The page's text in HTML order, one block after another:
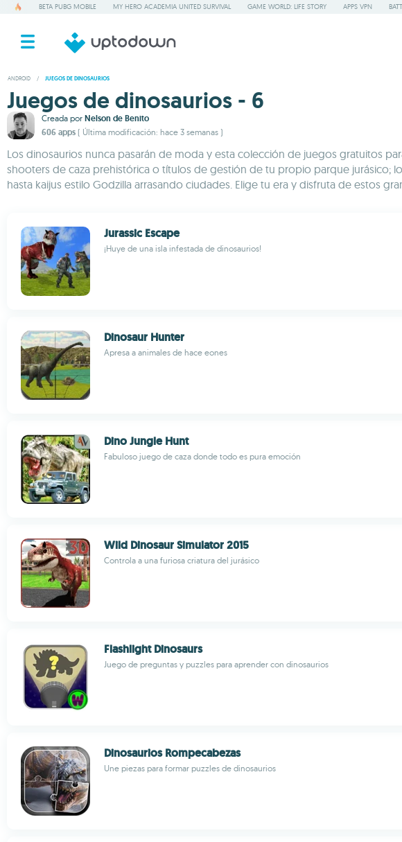
BETA PUBG MOBILE MY HERO ACADEMIA UNITED SURVIVAL GAME WORLD: LIFE STORY APPS VPN
ANDROID / JUEGOS DE DINOSAURIOS
Juegos de dinosaurios - 6
Creada por Nelson de Benito
606 apps ( Última modificación: hace 3 semanas )
Los dinosaurios nunca pasarán de moda y esta colección de juegos gratuitos
shooters de caza prehistórica o títulos de gestión de tu propio parque
hasta kaijus estilo Godzilla arrasando ciudades. Elige tu era y disfruta de estos
Jurassic Escape
¡Huye de una isla infestada de dinosaurios!
Dinosaur Hunter
Apresa a animales de hace eones
Dino Jungle Hunt
Fabuloso juego de caza donde todo es pura emoción
Wild Dinosaur Simulator 2015
Controla a una furiosa criatura del jurásico
Flashlight Dinosaurs
Juego de preguntas y puzzles para aprender con dinosaurios
Dinosaurios Rompecabezas
Une piezas para formar puzzles de dinosaurios